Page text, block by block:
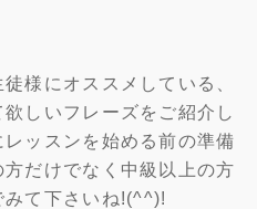
様にオススメしている、
しいフレーズをご紹介し
ッスンを始める前の準備
だけでなく中級以上の方
みて下さいね!(^^)!